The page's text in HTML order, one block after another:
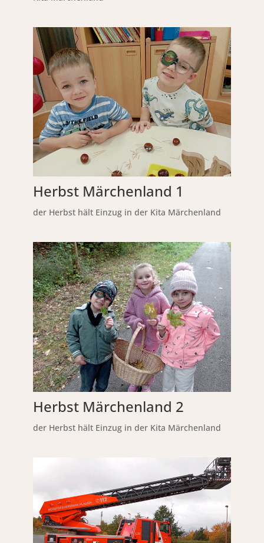
Herbst Märchenland 1
der Herbst hält Einzug in der Kita Märchenland
Herbst Märchenland 2
der Herbst hält Einzug in der Kita Märchenland